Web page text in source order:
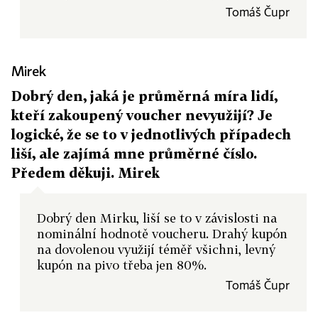
Tomáš Čupr
Mirek
Dobrý den, jaká je průměrná míra lidí,
kteří zakoupený voucher nevyužijí? Je
logické, že se to v jednotlivých případech
liší, ale zajímá mne průměrné číslo.
Předem děkuji. Mirek
Dobrý den Mirku, liší se to v závislosti na
nominální hodnotě voucheru. Drahý kupón
na dovolenou využijí téměř všichni, levný
kupón na pivo třeba jen 80%.
Tomáš Čupr